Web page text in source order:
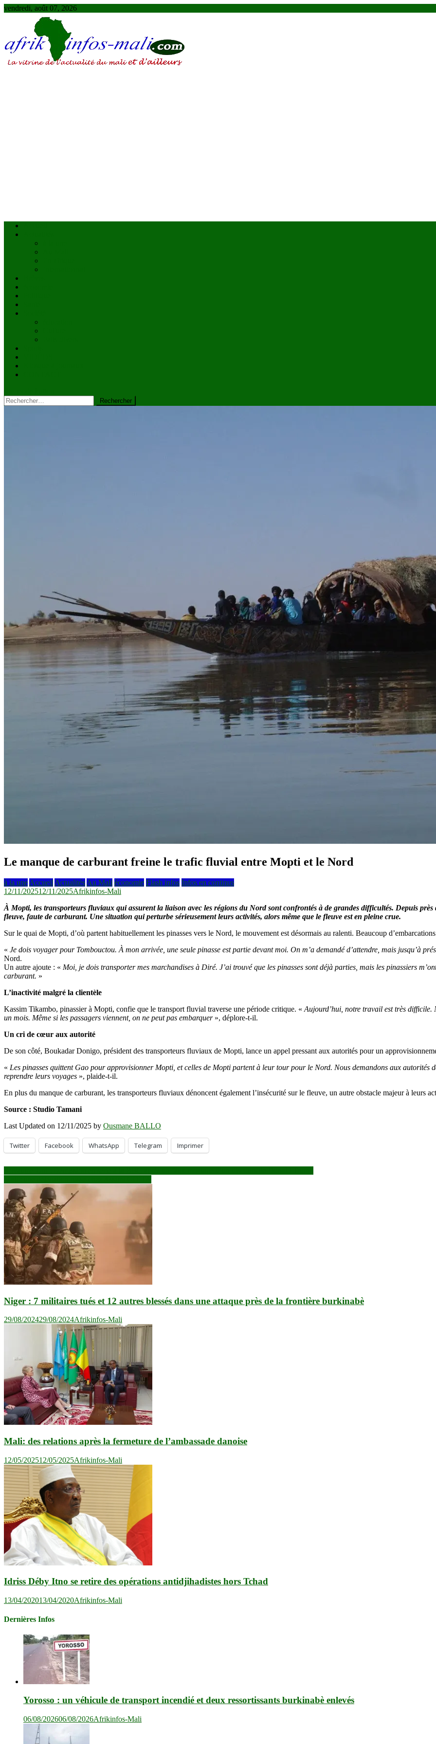
Skip
vendredi, août 07, 2026
Rechercher :
Le manque de carburant freine le trafic fluvial entre Mopti et le Nord
à la une Accueil Actualités Au Mali économie Flash infos Infos en continus
12/11/202512/11/2025Afrikinfos-Mali
À Mopti, les transporteurs fluviaux qui assurent la liaison avec les régions du Nord sont confrontés à de grandes difficultés. Depuis près
fleuve, faute de carburant. Une situation qui perturbe sérieusement leurs activités, alors même que le fleuve est en pleine crue.
Sur le quai de Mopti, d’où partent habituellement les pinasses vers le Nord, le mouvement est désormais au ralenti. Beaucoup
« Je dois voyager pour Tombouctou. À mon arrivée, une seule pinasse est partie devant moi. On m’a demandé d’attendre, mais jusqu’à
Nord.
Un autre ajoute : « Moi, je dois transporter mes marchandises à Diré. J’ai trouvé que les pinasses sont déjà parties, mais les pinassiers
carburant. »
L’inactivité malgré la clientèle
Kassim Tikambo, pinassier à Mopti, confie que le transport fluvial traverse une période critique. « Aujourd’hui, notre travail est très difficile.
un mois. Même si les passagers viennent, on ne peut pas embarquer», déplore-t-il.
Un cri de cœur aux autorité
De son côté, Boukadar Donigo, président des transporteurs fluviaux de Mopti, lance un appel pressant aux autorités pour un
« Les pinasses quittent Gao pour approvisionner Mopti, et celles de Mopti partent à leur tour pour le Nord. Nous demandons aux autorités
reprendre leurs voyages », plaide-t-il.
En plus du manque de carburant, les transporteurs fluviaux dénoncent également l’insécurité sur le fleuve, un autre obstacle majeur à leurs
Source : Studio Tamani
Last Updated on 12/11/2025 by Ousmane BALLO
Twitter Facebook WhatsApp Telegram Imprimer
Navigation
de
l’article
Niger : 7 militaires tués et 12 autres blessés dans une attaque près de la frontière burkinabè
29/08/202429/08/2024Afrikinfos-Mali
Mali: des relations après la fermeture de l’ambassade danoise
12/05/202512/05/2025Afrikinfos-Mali
Idriss Déby Itno se retire des opérations antidjihadistes hors Tchad
13/04/202013/04/2020Afrikinfos-Mali
Dernières Infos
Yorosso : un véhicule de transport incendié et deux ressortissants burkinabè enlevés
06/08/202606/08/2026Afrikinfos-Mali